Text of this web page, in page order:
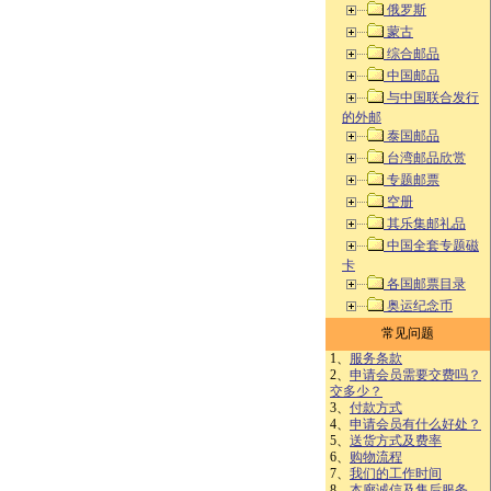
俄罗斯
蒙古
综合邮品
中国邮品
与中国联合发行
的外邮
泰国邮品
台湾邮品欣赏
专题邮票
空册
其乐集邮礼品
中国全套专题磁
卡
各国邮票目录
奥运纪念币
常见问题
1、 服务条款
2、 申请会员需要交费吗？
交多少？
3、 付款方式
4、 申请会员有什么好处？
5、 送货方式及费率
6、 购物流程
7、 我们的工作时间